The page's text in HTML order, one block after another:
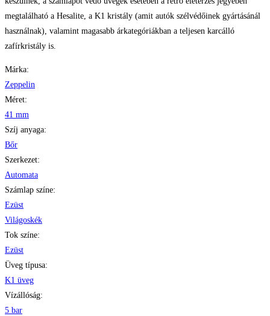
megtalálható a Hesalite, a K1 kristály (amit autók szélvédőinek gyártásánál
használnak), valamint magasabb árkategóriákban a teljesen karcálló
zafírkristály is.
Márka:
Zeppelin
Méret:
41 mm
Szíj anyaga:
Bőr
Szerkezet:
Automata
Számlap színe:
Ezüst
Világoskék
Tok színe:
Ezüst
Üveg típusa:
K1 üveg
Vízállóság:
5 bar